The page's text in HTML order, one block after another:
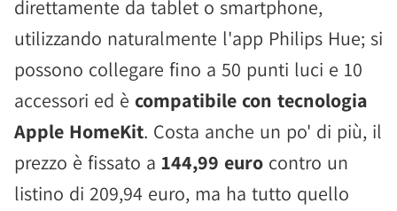
direttamente da tablet o smartphone,
utilizzando naturalmente l'app Philips Hue; si
possono collegare fino a 50 punti luci e 10
accessori ed è compatibile con tecnologia
Apple HomeKit. Costa anche un po' di più, il
prezzo è fissato a 144,99 euro contro un
listino di 209,94 euro, ma ha tutto quello